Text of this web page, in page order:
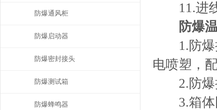
11.进线
防爆
1.防爆控
电喷塑，
2.防爆控
3.箱体图
防爆通风柜
防爆启动器
防爆密封接头
防爆测试箱
防爆蜂鸣器